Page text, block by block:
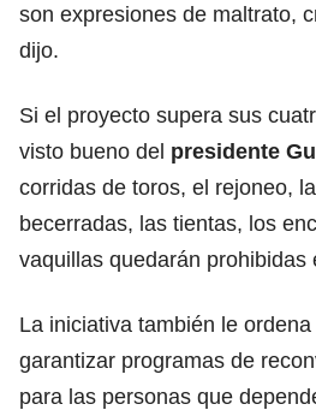
son expresiones de maltrato,
dijo.
Si el proyecto supera sus
visto bueno del presidente
corridas de toros, el rejoneo,
becerradas, las tientas, los
vaquillas quedarán prohibidas
La iniciativa también le
garantizar programas de
para las personas que